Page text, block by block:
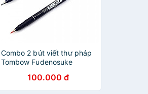
Combo 2 bút viết thư pháp
Tombow Fudenosuke
tự, thư pháp, brush
lettering
100.000 đ